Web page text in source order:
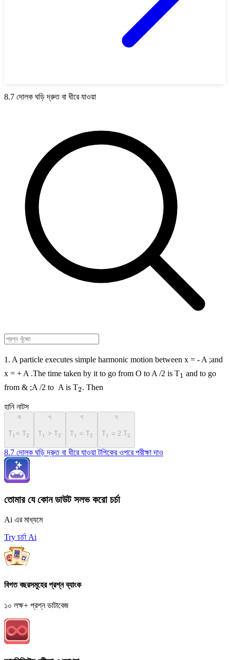
8.7 দোলক ঘড়ি দ্রুত বা ধীরে যাওয়া
1. A particle executes simple harmonic motion between x = - A ;and
x = + A .The time taken by it to go from O to A /2 is T_{1}
1 and to go
from & ;A /2 to A is T_{2}
2. Then
হানি নাটস
ক
T_{1}
1< T_{2}
2
খ
T_{1}
1 > T_{2}
2
গ
T_{1}
1 = T_{2}
2
ঘ
T_{1}
1 = 2 T_{2}
2
8.7 দোলক ঘড়ি দ্রুত বা ধীরে যাওয়া টপিকের ওপরে পরীক্ষা দাও
তোমার যে কোন ডাউট সলভ করো চর্চা
Ai এর মাধ্যমে
Try চর্চা Ai
বিগত বছরসমূহের প্রশ্ন ব্যাংক
১০ লক্ষ+ প্রশ্ন ডাটাবেজ